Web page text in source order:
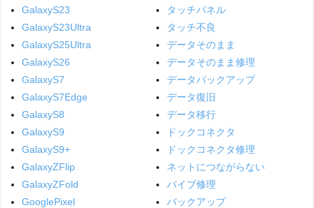
GalaxyS23
GalaxyS23Ultra
GalaxyS25Ultra
GalaxyS26
GalaxyS7
GalaxyS7Edge
GalaxyS8
GalaxyS9
GalaxyS9+
GalaxyZFlip
GalaxyZFold
GooglePixel
タッチパネル
タッチ不良
データそのまま
データそのまま修理
データバックアップ
データ復旧
データ移行
ドックコネクタ
ドックコネクタ修理
ネットにつながらない
バイブ修理
バックアップ